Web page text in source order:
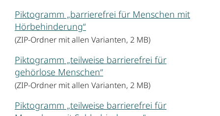
Piktogramm „barrierefrei für Menschen mit
Hörbehinderung“
(ZIP-Ordner mit allen Varianten, 2 MB)
Piktogramm „teilweise barrierefrei für
gehörlose Menschen“
(ZIP-Ordner mit allen Varianten, 2 MB)
Piktogramm „teilweise barrierefrei für